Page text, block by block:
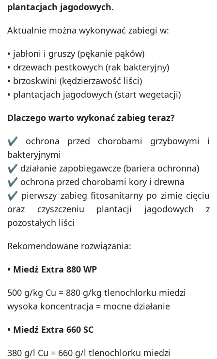
plantacjach jagodowych.
Aktualnie można wykonywać zabiegi w:
• jabłoni i gruszy (pękanie pąków)
• drzewach pestkowych (rak bakteryjny)
• brzoskwini (kędzierzawość liści)
• plantacjach jagodowych (start wegetacji)
Dlaczego warto wykonać zabieg teraz?
✔ ochrona przed chorobami grzybowymi i
bakteryjnymi
✔ działanie zapobiegawcze (bariera ochronna)
✔ ochrona przed chorobami kory i drewna
✔ pierwszy zabieg fitosanitarny po zimie cięciu
oraz czyszczeniu plantacji jagodowych z
pozostałych liści
Rekomendowane rozwiązania:
• Miedź Extra 880 WP
500 g/kg Cu = 880 g/kg tlenochlorku miedzi
wysoka koncentracja = mocne działanie
• Miedź Extra 660 SC
380 g/l Cu = 660 g/l tlenochlorku miedzi